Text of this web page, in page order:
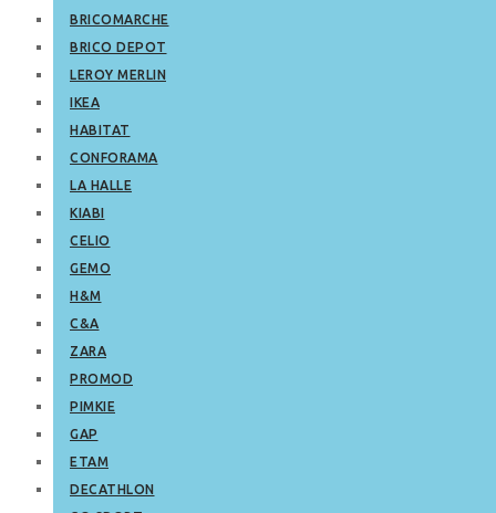
BRICOMARCHE
BRICO DEPOT
LEROY MERLIN
IKEA
HABITAT
CONFORAMA
LA HALLE
KIABI
CELIO
GEMO
H&M
C&A
ZARA
PROMOD
PIMKIE
GAP
ETAM
DECATHLON